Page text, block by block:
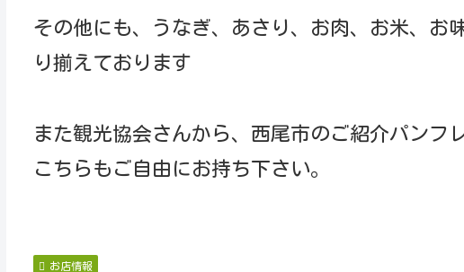
その他にも、うなぎ、あさり、お肉、お米、お
り揃えております
また観光協会さんから、西尾市のご紹介パンフ
こちらもご自由にお持ち下さい。
お店情報